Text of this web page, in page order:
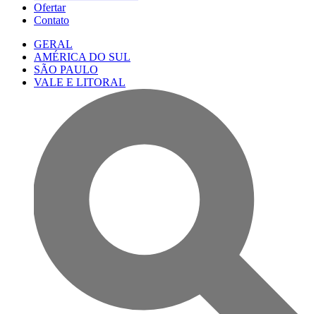
Ofertar
Contato
GERAL
AMÉRICA DO SUL
SÃO PAULO
VALE E LITORAL